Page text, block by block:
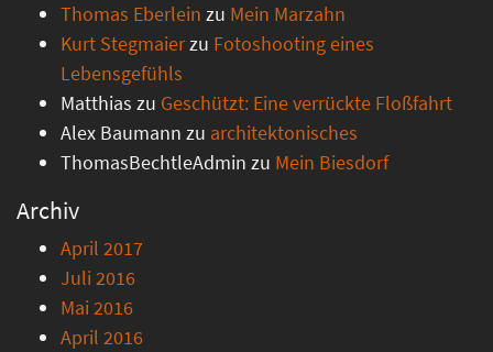
Thomas Eberlein zu Mein Marzahn
Kurt Stegmaierzu Fotoshooting eines
Lebensgefühls
Matthias zu Geschützt: Eine verrückte Floßfahrt
Alex Baumann zu architektonisches
ThomasBechtleAdmin zu Mein Biesdorf
Archiv
April 2017
Juli 2016
Mai 2016
April 2016